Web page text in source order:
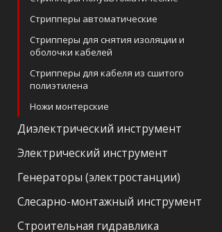
Cтрипперы автоматические
Стрипперы для снятия изоляции и
оболочки кабелей
Стрипперы для кабеля из сшитого
полиэтилена
Ножи монтерские
Диэлектрический инструмент
Электрический инструмент
Генераторы (электростанции)
Слесарно-монтажный инструмент
Строительная гидравлика